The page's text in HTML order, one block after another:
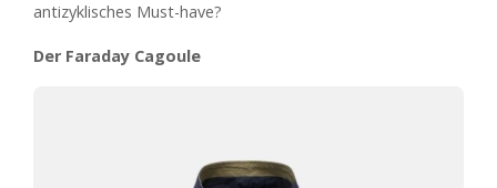
antizyklisches Must-have?
Der Faraday Cagoule